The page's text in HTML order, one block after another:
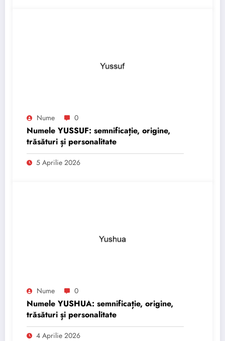
Nume 0
Numele YUSSUF: semnificație, origine,
trăsături și personalitate
5 Aprilie 2026
Nume 0
Numele YUSHUA: semnificație, origine,
trăsături și personalitate
4 Aprilie 2026